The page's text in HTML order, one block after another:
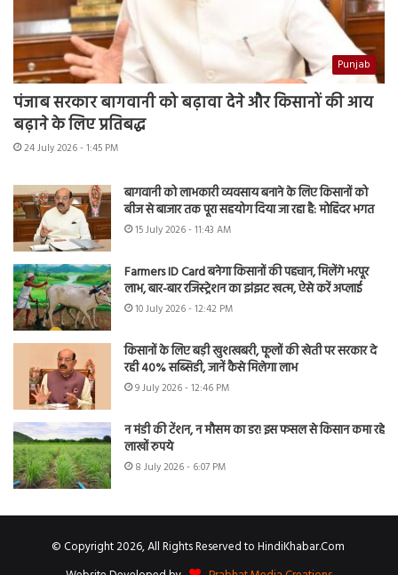
Punjab
पंजाब सरकार बागवानी को बढ़ावा देने और किसानों की आय
बढ़ाने के लिए प्रतिबद्ध
24 July 2026 - 1:45 PM
बागवानी को लाभकारी व्यवसाय बनाने के लिए किसानों को
बीज से बाजार तक पूरा सहयोग दिया जा रहा है: मोहिंदर भगत
15 July 2026 - 11:43 AM
Farmers ID Card बनेगा किसानों की पहचान, मिलेंगे भरपूर
लाभ, बार-बार रजिस्ट्रेशन का झंझट खत्म, ऐसे करें अप्लाई
10 July 2026 - 12:42 PM
किसानों के लिए बड़ी खुशखबरी, फूलों की खेती पर सरकार दे
रही 40% सब्सिडी, जानें कैसे मिलेगा लाभ
9 July 2026 - 12:46 PM
न मंडी की टेंशन, न मौसम का डर! इस फसल से किसान कमा रहे
लाखों रुपये
8 July 2026 - 6:07 PM
© Copyright 2026, All Rights Reserved to HindiKhabar.Com